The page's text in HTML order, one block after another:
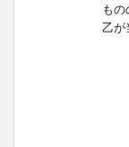
も
乙が